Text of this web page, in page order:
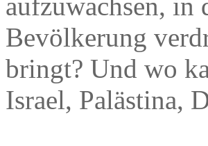
Bevölkerung
bringt? Und wo
Israel, Palästina,